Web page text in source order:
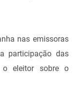
nas emissoras
participação das
o eleitor sobre o